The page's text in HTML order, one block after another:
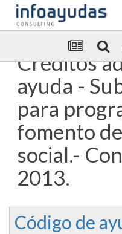
Enviar Por email
Créditos
ayuda -
para
fomento
social.-
2013.
Código de